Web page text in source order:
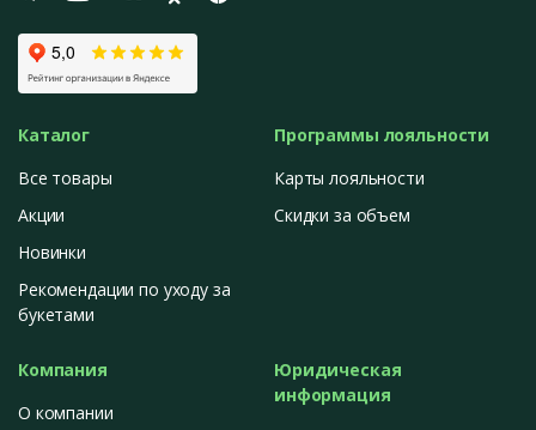
Каталог
Все товары
Акции
Новинки
Рекомендации по уходу за
букетами
Программы лояльности
Карты лояльности
Скидки за объем
Компания
О компании
Юридическая
информация